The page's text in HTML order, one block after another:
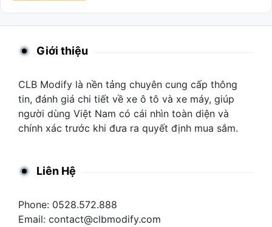
Giới thiệu
CLB Modify là nền tảng chuyên cung cấp thông
tin, đánh giá chi tiết về xe ô tô và xe máy, giúp
người dùng Việt Nam có cái nhìn toàn diện và
chính xác trước khi đưa ra quyết định mua sắm.
Liên Hệ
Phone: 0528.572.888
Email: contact@clbmodify.com